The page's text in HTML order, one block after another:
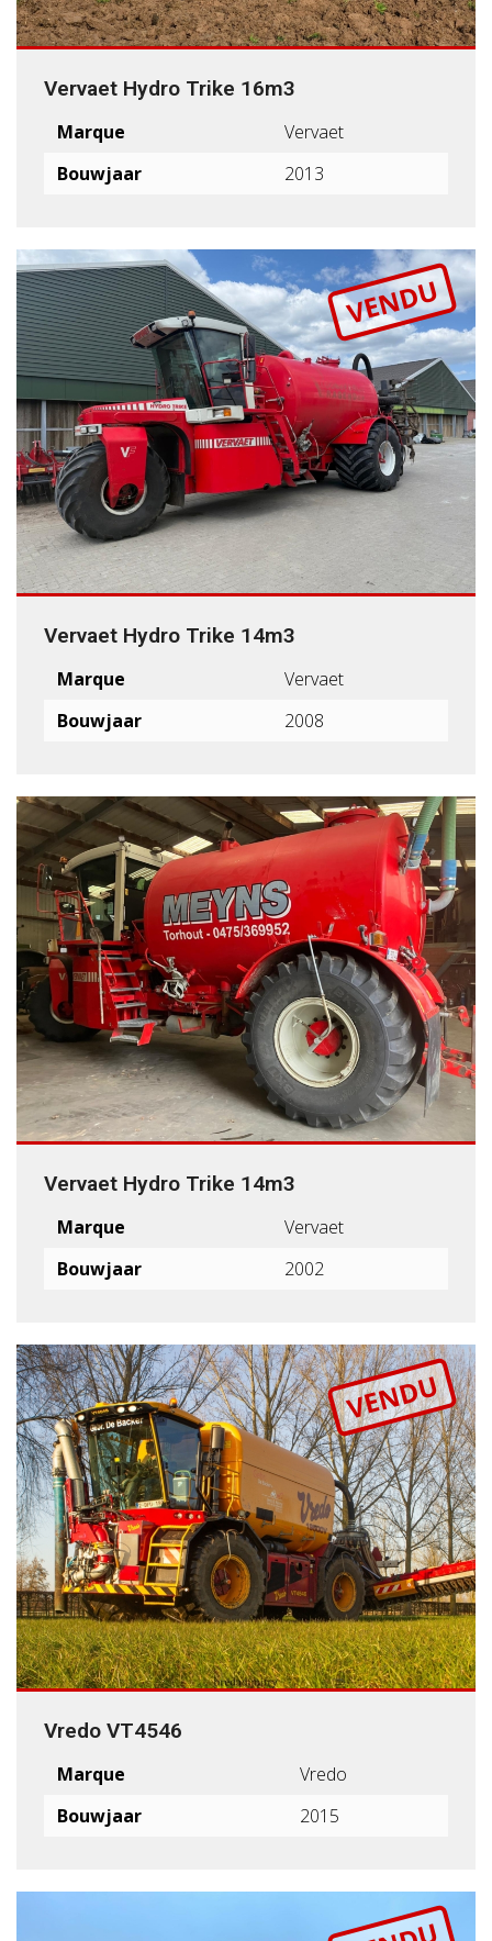
Vervaet Hydro Trike 16m3
Marque
Vervaet
Bouwjaar
2013
VENDU
Vervaet Hydro Trike 14m3
Marque
Vervaet
Bouwjaar
2008
Vervaet Hydro Trike 14m3
Marque
Vervaet
Bouwjaar
2002
VENDU
Vredo VT4546
Marque
Vredo
Bouwjaar
2015